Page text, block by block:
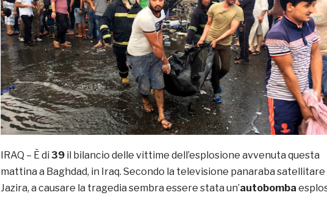
IRAQ – È di 39 il bilancio delle vittime dell’esplosione avvenuta questa
mattina a Baghdad, in Iraq. Secondo la televisione panaraba satellitare
Jazira, a causare la tragedia sembra essere stata un’autobomba